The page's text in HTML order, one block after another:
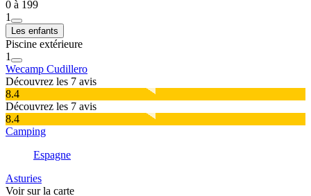
0 à 199
1
Les enfants
Piscine extérieure
1
Wecamp Cudillero
Découvrez les 7 avis
8.4
Découvrez les 7 avis
8.4
Camping
Espagne
Asturies
Voir sur la carte